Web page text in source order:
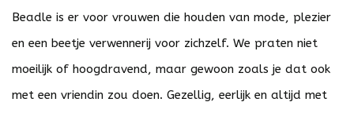
Beadle is er voor vrouwen die houden van mode, plezier
en een beetje verwennerij voor zichzelf. We praten niet
moeilijk of hoogdravend, maar gewoon zoals je dat ook
met een vriendin zou doen. Gezellig, eerlijk en altijd met